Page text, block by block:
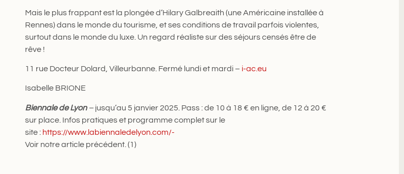
Mais le plus frappant est la plongée d’Hilary Galbreaith (une Américaine installée à
Rennes) dans le monde du tourisme, et ses conditions de travail parfois violentes,
surtout dans le monde du luxe. Un regard réaliste sur des séjours censés être de
rêve !
11 rue Docteur Dolard, Villeurbanne. Fermé lundi et mardi – i-ac.eu
Isabelle BRIONE
Biennale de Lyon– jusqu’au 5 janvier 2025. Pass : de 10 à 18 € en ligne, de 12 à 20 €
sur place. Infos pratiques et programme complet sur le
site : https://www.labiennaledelyon.com/-
Voir notre article précédent. (1)